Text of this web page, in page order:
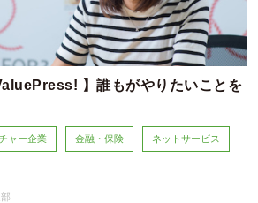
】誰もがやりたいことを
ャー企業 金融・保険 ネットサービス